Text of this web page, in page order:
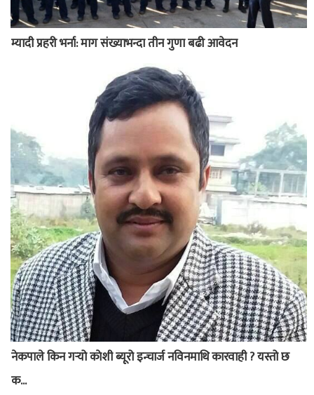
म्यादी प्रहरी भर्ना: माग संख्याभन्दा तीन गुणा बढी आवेदन
नेकपाले किन गर्‍यो काेशी ब्यूरो इन्चार्ज नविनमाथि कारवाही ? यस्तो छ
क...